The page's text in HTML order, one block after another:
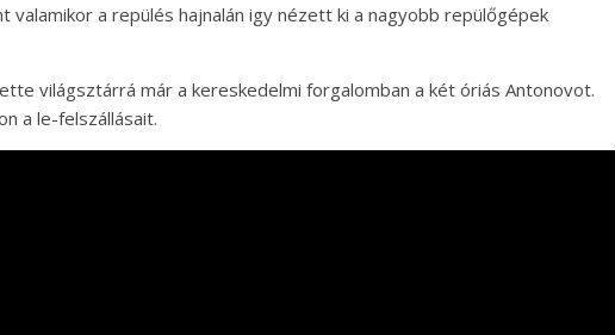
valamikor a repülés hajnalán igy nézett ki a nagyobb repülőgépek
világsztárrá már a kereskedelmi forgalomban a két óriás Antonovot.
a le-felszállásait.